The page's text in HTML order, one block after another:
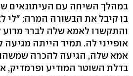
במהלך השיחה עם העיתונאים
בו קיבל את הבשורה המרה: "לי
והתקשרו לאמא שלה לברר מדוע
אופייני לה. תמיד הייתה מגיעה
אמא שלה, הגיעה להכרה שמשהו
בדלת השוטר המודיע ופרמדיק,